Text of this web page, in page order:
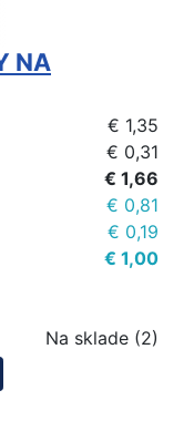
NA
€ 1,35
€ 0,31
€ 1,66
€ 0,81
€ 0,19
€ 1,00
Na sklade (2)